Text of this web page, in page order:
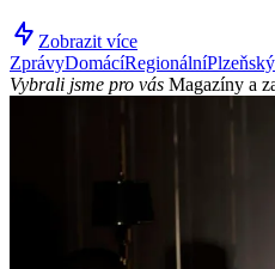
Zobrazit více
ZprávyDomácíRegionální
Vybrali jsme pro vás Magazíny a